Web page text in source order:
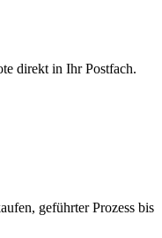
direkt in Ihr Postfach.
geführter Prozess bis